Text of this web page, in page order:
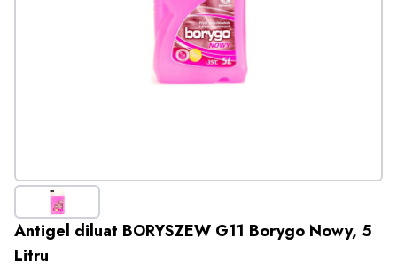
Antigel diluat BORYSZEW G11 Borygo Nowy, 5
Litru